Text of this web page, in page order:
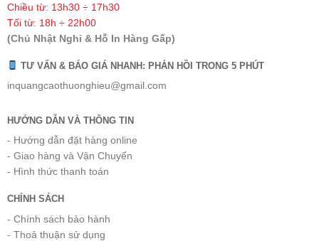
Chiều từ: 13h30 ÷ 17h30
Tối từ: 18h ÷ 22h00
(Chủ Nhật Nghỉ & Hỗ In Hàng Gấp)
TƯ VẤN & BÁO GIÁ NHANH: PHẢN HỒI TRONG 5 PHÚT
inquangcaothuonghieu@gmail.com
HƯỚNG DẪN VÀ THÔNG TIN
- Hướng dẫn đặt hàng online
- Giao hàng và Vận Chuyển
- Hình thức thanh toán
CHÍNH SÁCH
- Chính sách bảo hành
- Thoả thuận sử dụng